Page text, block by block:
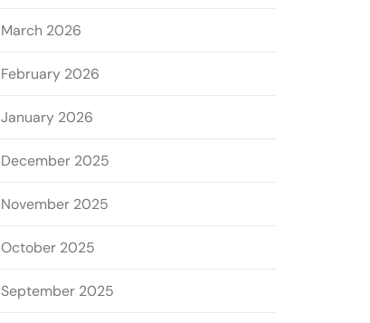
March 2026
February 2026
January 2026
December 2025
November 2025
October 2025
September 2025